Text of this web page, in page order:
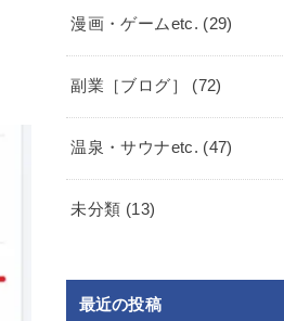
漫画・ゲームetc. (29)
副業［ブログ］ (72)
温泉・サウナetc. (47)
未分類 (13)
最近の投稿